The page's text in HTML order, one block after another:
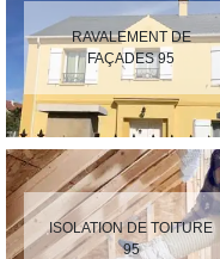
RAVALEMENT DE
FAÇADES 95
ISOLATION DE TOITURE
95